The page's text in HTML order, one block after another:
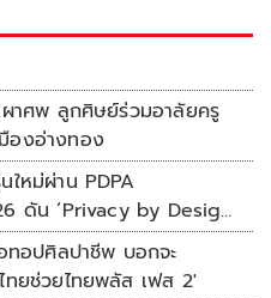
ผาศพ ลูกศิษย์ร่วมอาลัยครู
องอ่างทอง
หม่ผ่าน PDPA
ดัน ‘Privacy by Design
มครองข้อมูลส่วนบุคคลที่
ทอปศิลปาชีพ บอกจะ
ยช่วยไทยพลัส เฟส 2'